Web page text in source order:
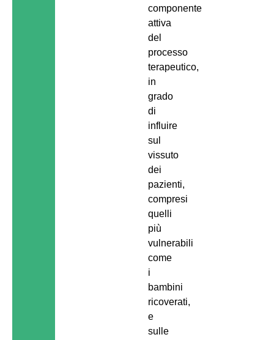
componente
attiva
del
processo
terapeutico,
in
grado
di
influire
sul
vissuto
dei
pazienti,
compresi
quelli
più
vulnerabili
come
i
bambini
ricoverati,
e
sulle